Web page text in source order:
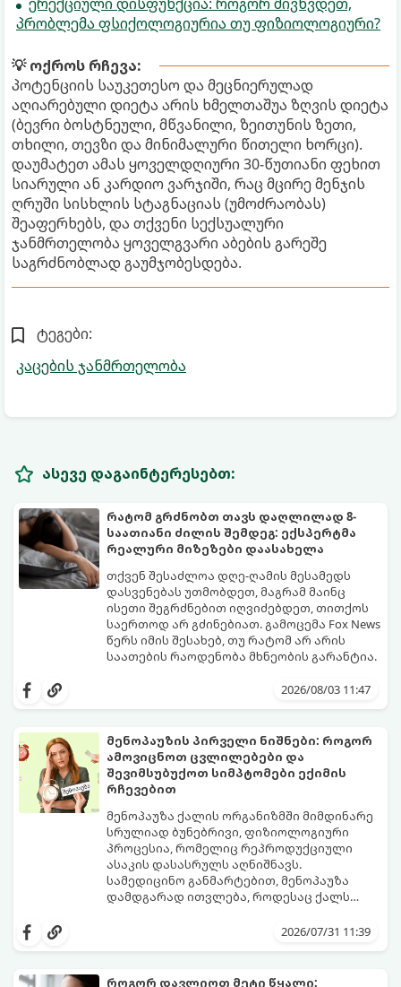
პრობლემა ფსიქოლოგიურია თუ ფიზიოლოგიური?
💡 ოქროს რჩევა:
პოტენციის საუკეთესო და მეცნიერულად
აღიარებული დიეტა არის ხმელთაშუა ზღვის დიეტა
(ბევრი ბოსტნეული, მწვანილი, ზეითუნის ზეთი,
თხილი, თევზი და მინიმალური წითელი ხორცი).
დაუმატეთ ამას ყოველდღიური 30-წუთიანი ფეხით
სიარული ან კარდიო ვარჯიში, რაც მცირე მენჯის
ღრუში სისხლის სტაგნაციას (უმოძრაობას)
შეაფერხებს, და თქვენი სექსუალური
ჯანმრთელობა ყოველგვარი აბების გარეშე
საგრძნობლად გაუმჯობესდება.
ტეგები:
კაცების ჯანმრთელობა
ასევე დაგაინტერესებთ:
რატომ გრძნობთ თავს დაღლილად 8-
საათიანი ძილის შემდეგ: ექსპერტმა
რეალური მიზეზები დაასახელა
თქვენ შესაძლოა დღე-ღამის მესამედს
დასვენებას უთმობდეთ, მაგრამ მაინც
ისეთი შეგრძნებით იღვიძებდეთ, თითქოს
საერთოდ არ გძინებიათ. გამოცემა Fox News
წერს იმის შესახებ, თუ რატომ არ არის
საათების რაოდენობა მხნეობის გარანტია.
2026/08/03 11:47
მენოპაუზის პირველი ნიშნები: როგორ
ამოვიცნოთ ცვლილებები და
შევიმსუბუქოთ სიმპტომები ექიმის
რჩევებით
მენოპაუზა ქალის ორგანიზმში მიმდინარე
სრულიად ბუნებრივი, ფიზიოლოგიური
პროცესია, რომელიც რეპროდუქციული
ასაკის დასასრულს აღნიშნავს.
სამედიცინო განმარტებით, მენოპაუზა
დამდგარად ითვლება, როდესაც ქალს
ცვლილებები ამ მომენტამდე ბევრად ადრე
საშუალოდ 40-დან 50 წლამდე ასაკში იწყება
2026/07/31 11:39
როგორ დავლიოთ მეტი წყალი: